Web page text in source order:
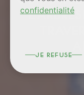
confidentialité
je refuse